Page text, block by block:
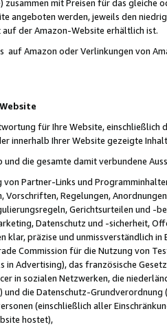
zusammen mit Preisen für das
angeboten werden, jeweils den
der Amazon-Website erhältlich ist.
auf Amazon oder Verlinkungen von
für Ihre Website,
innerhalb Ihrer Website gezeigte
und die gesamte damit verbundene
von Partner-Links und
Vorschriften, Regelungen,
Gerichtsurteilen und -
Datenschutz und -sicherheit,
klar, präzise und unmissverständlich
Commission für die Nutzung von
in Advertising), das französische
in sozialen Netzwerken, die
die Datenschutz-
(einschließlich aller
hostet),